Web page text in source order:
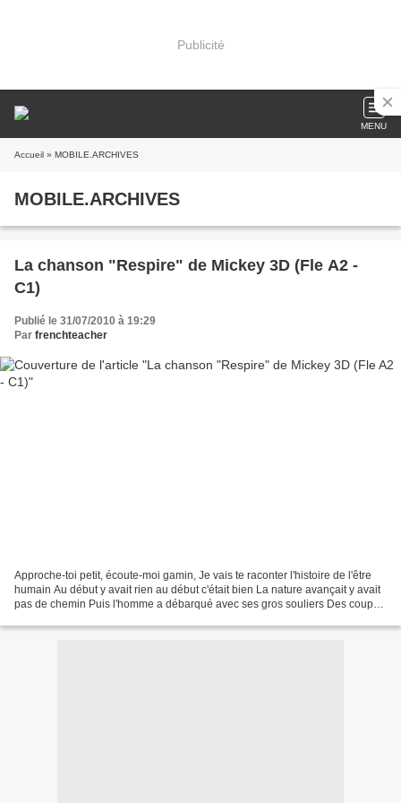
Publicité
MENU
Accueil » MOBILE.ARCHIVES
MOBILE.ARCHIVES
La chanson "Respire" de Mickey 3D (Fle A2 -
C1)
Publié le 31/07/2010 à 19:29
Par frenchteacher
Approche-toi petit, écoute-moi gamin, Je vais te raconter l'histoire de l'être
humain Au début y avait rien au début c'était bien La nature avançait y avait
pas de chemin Puis l'homme a débarqué avec ses gros souliers Des coups